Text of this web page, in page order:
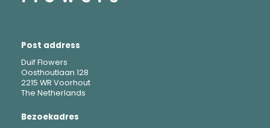
Post address
Duif Flowers
Oosthoutlaan 128
2215 WR Voorhout
The Netherlands
Bezoekadres